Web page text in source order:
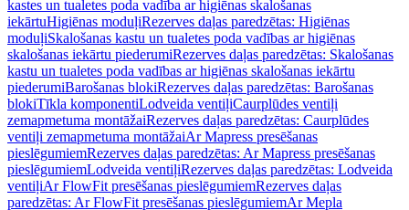
kastes un tualetes poda vadība ar higiēnas skalošanas
iekārtuHigiēnas moduļiRezerves daļas paredzētas: Higiēnas
moduļiSkalošanas kastu un tualetes poda vadības ar higiēnas
skalošanas iekārtu piederumiRezerves daļas paredzētas: Skalošanas
kastu un tualetes poda vadības ar higiēnas skalošanas iekārtu
piederumiBarošanas blokiRezerves daļas paredzētas: Barošanas
blokiTīkla komponentiLodveida ventiļiCaurplūdes ventiļi
zemapmetuma montāžaiRezerves daļas paredzētas: Caurplūdes
ventiļi zemapmetuma montāžaiAr Mapress presēšanas
pieslēgumiemRezerves daļas paredzētas: Ar Mapress presēšanas
pieslēgumiemLodveida ventiļiRezerves daļas paredzētas: Lodveida
ventiļiAr FlowFit presēšanas pieslēgumiemRezerves daļas
paredzētas: Ar FlowFit presēšanas pieslēgumiemAr Mepla